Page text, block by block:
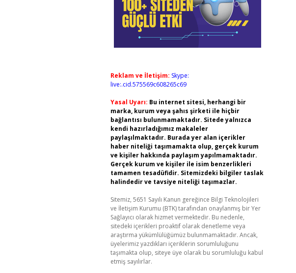
Reklam ve İletişim: Skype:
live:.cid.575569c608265c69
Yasal Uyarı: Bu internet sitesi, herhangi bir
marka, kurum veya şahıs şirketi ile hiçbir
bağlantısı bulunmamaktadır. Sitede yalnızca
kendi hazırladığımız makaleler
paylaşılmaktadır. Burada yer alan içerikler
haber niteliği taşımamakta olup, gerçek kurum
ve kişiler hakkında paylaşım yapılmamaktadır.
Gerçek kurum ve kişiler ile isim benzerlikleri
tamamen tesadüfidir. Sitemizdeki bilgiler taslak
halindedir ve tavsiye niteliği taşımazlar.
Sitemiz, 5651 Sayılı Kanun gereğince Bilgi Teknolojileri
ve İletişim Kurumu (BTK) tarafından onaylanmış bir Yer
Sağlayıcı olarak hizmet vermektedir. Bu nedenle,
sitedeki içerikleri proaktif olarak denetleme veya
araştırma yükümlülüğümüz bulunmamaktadır. Ancak,
üyelerimiz yazdıkları içeriklerin sorumluluğunu
taşımakta olup, siteye üye olarak bu sorumluluğu kabul
etmiş sayılırlar.